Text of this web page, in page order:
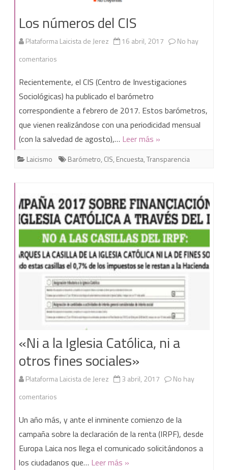
Los números del CIS
Plataforma Laicista de Jerez 16 abril, 2017
No hay
comentarios
números
del
CIS
Recientemente, el CIS (Centro de Investigaciones
Sociológicas) ha publicado el barómetro
correspondiente a febrero de 2017. Estos barómetros,
que vienen realizándose con una periodicidad mensual
(con la salvedad de agosto),… Leer más »
Laicismo Barómetro, CIS, Encuesta,Transparencia
«Ni a la Iglesia Católica, ni a
otros fines sociales»
Plataforma Laicista de Jerez 3 abril, 2017
No hay
comentarios
a
la
Iglesia
Un año más, y ante el inminente comienzo de la
campaña sobre la declaración de la renta (IRPF), desde
Europa Laica nos llega el comunicado solicitándonos a
los ciudadanos que… Leer más »